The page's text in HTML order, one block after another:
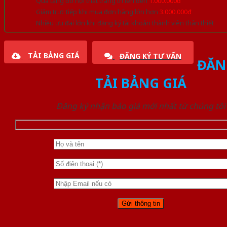
Giảm trực tiếp khi mua đơn hàng lớn hơn 3.000.000đ
Nhiều ưu đãi lớn khi đăng ký tài khoản thành viên thân thiết
TẢI BẢNG GIÁ ĐĂNG KÝ TƯ VẤN
TẢI BẢNG GIÁ
Đăng ký nhận báo giá mới nhất từ chúng tôi